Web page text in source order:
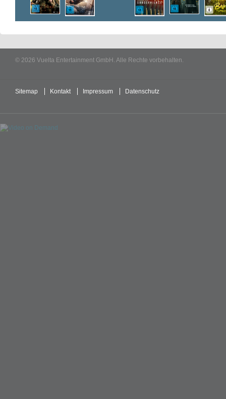
© 2026 Vuelta Entertainment GmbH. Alle Rechte vorbehalten.
Sitemap Kontakt Impressum Datenschutz